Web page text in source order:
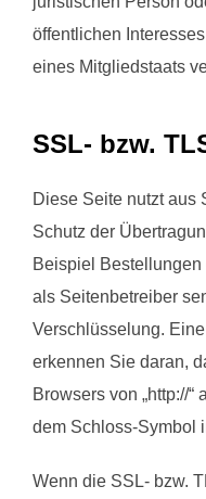
öffentlichen
eines Mitgliedstaats
SSL- bzw.
Diese Seite nutzt aus
Schutz der
Beispiel
als Seitenbetreiber
Verschlüsselung.
erkennen Sie daran,
Browsers von „http://“
dem Schloss-Symbol
Wenn die SSL- bzw.